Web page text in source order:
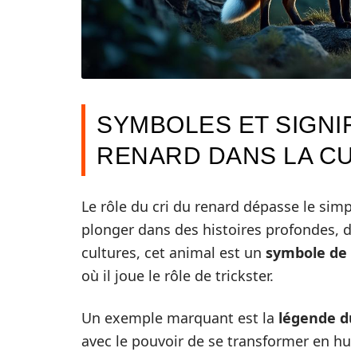
SYMBOLES ET
RENARD DANS LA
Le rôle du cri du renard dépasse le
plonger dans des histoires profondes,
cultures, cet animal est un symbole de
où il joue le rôle de trickster.
Un exemple marquant est la légende
avec le pouvoir de se transformer en